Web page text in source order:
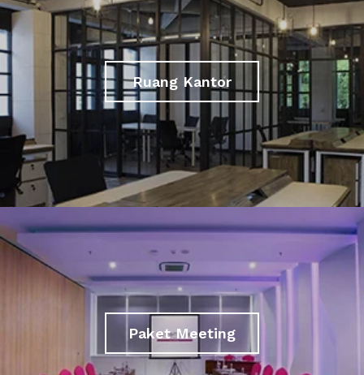
Ruang Kantor
Paket Meeting